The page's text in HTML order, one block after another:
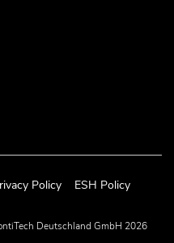
Policy ESH Policy
Deutschland GmbH 2026